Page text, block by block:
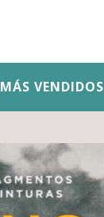
MÁS VENDIDOS